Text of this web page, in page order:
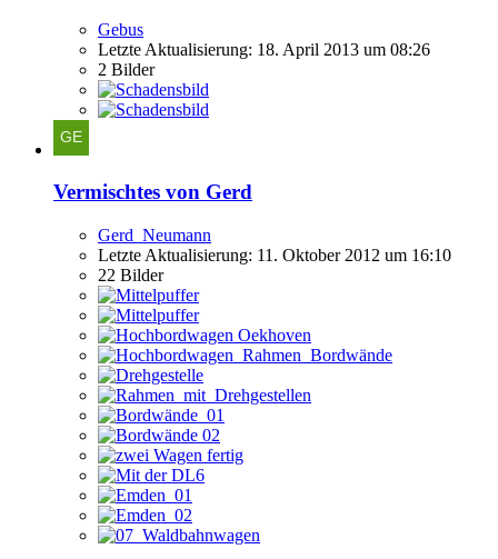
Gebus
Letzte Aktualisierung: 18. April 2013 um 08:26
2 Bilder
Vermischtes von Gerd
Gerd_Neumann
Letzte Aktualisierung: 11. Oktober 2012 um 16:10
22 Bilder